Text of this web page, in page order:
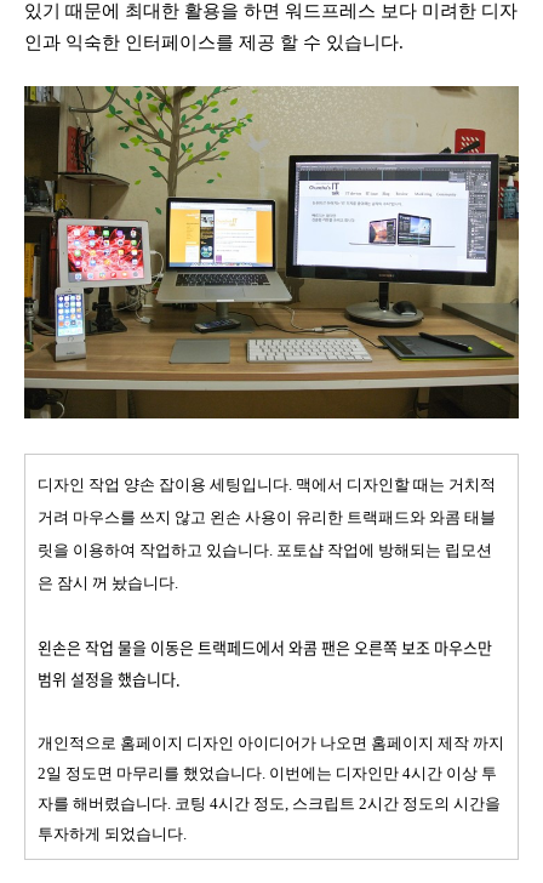
있기 때문에 최대한 활용을 하면 워드프레스 보다 미려한 디자
인과 익숙한 인터페이스를 제공 할 수 있습니다.
디자인 작업 양손 잡이용 세팅입니다. 맥에서 디자인할 때는 거치적
거려 마우스를 쓰지 않고 왼손 사용이 유리한 트랙패드와 와콤 태블
릿을 이용하여 작업하고 있습니다. 포토샵 작업에 방해되는 립모션
은 잠시 꺼 놨습니다.
왼손은 작업 물을 이동은 트랙페드에서 와콤 팬은 오른쪽 보조 마우스만
범위 설정을 했습니다.
개인적으로 홈페이지 디자인 아이디어가 나오면 홈페이지 제작 까지
2일 정도면 마무리를 했었습니다. 이번에는 디자인만 4시간 이상 투
자를 해버렸습니다. 코팅 4시간 정도, 스크립트 2시간 정도의 시간을
투자하게 되었습니다.